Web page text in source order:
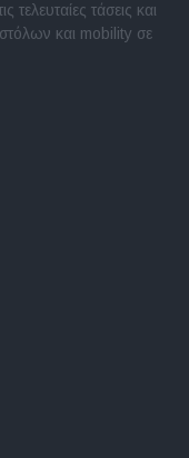
τελευταίες τάσεις και
στόλων και mobility σε